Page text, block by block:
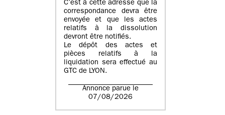
C’est à cette adresse que la
correspondance devra être
envoyée et que les actes
relatifs à la dissolution
devront être notifiés.
Le dépôt des actes et
pièces relatifs à la
liquidation sera effectué au
GTC de LYON.
Annonce parue le
07/08/2026